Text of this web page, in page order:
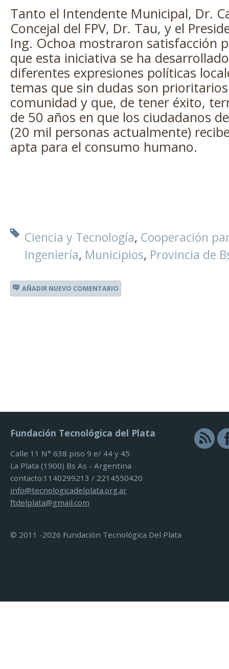
Tanto el Intendente Municipal, Dr.
Concejal del FPV, Dr. Tau, y el
Ing. Ochoa mostraron satisfacción
que esta iniciativa se ha
diferentes expresiones políticas
temas que sin dudas son
comunidad y que, de tener éxito,
de 50 años en que los ciudadanos
(20 mil personas actualmente)
apta para el consumo humano.
Ciencia y Tecnología Cooperación
Ingeniería Municipios Provincia de
AÑADIR NUEVO COMENTARIO
Fundación Tecnológica del Plata
Calle 11 N° 638 piso 9 e/ 44 y 45
La Plata (1900) Bs As - Argentina
contacto:1140299213 / 2214550420
info@tecnologicadelplata.org.ar
ftdelplata@gmail.com
© 2011 -2026 Fundación Tecnológica Del Plata